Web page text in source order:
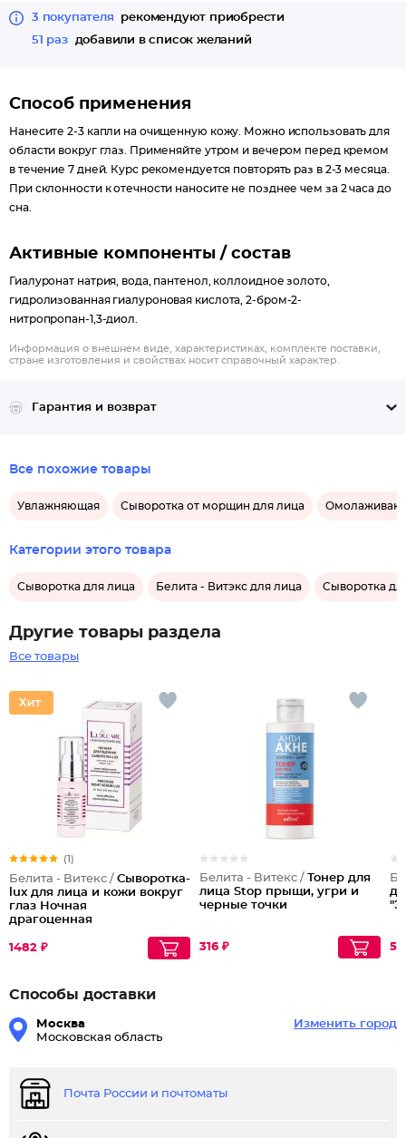
В комплексе с гиалуроновой кислотой и провитамином В5
укрепляет коллагеновые волокна, ослабленные
естественными процессами старения, разглаживает кожу,
улучшает ее гладкость и эластичность, выравнивает тон,
корректирует овал лица.
Результат: заметно уменьшается длина, глубина и ширина
морщинок, контуры лица становятся более четкими и
упругостью. Максимальный результат достигается при
3 покупателя
рекомендуют приобрести
51 раз
добавили в список желаний
Способ применения
Нанесите 2-3 капли на очищенную кожу. Можно использовать для
области вокруг глаз. Применяйте утром и вечером перед кремом
в течение 7 дней. Курс рекомендуется повторять раз в 2-3 месяца.
При склонности к отечности наносите не позднее чем за 2 часа до
сна.
Активные компоненты / состав
Гиалуронат натрия, вода, пантенол, коллоидное золото,
гидролизованная гиалуроновая кислота, 2-бром-2-
нитропропан-1,3-диол.
Информация о внешнем виде, характеристиках, комплекте поставки,
стране изготовления и свойствах носит справочный характер.
Гарантия и возврат
Все похожие товары
Увлажняющая Сыворотка от морщин для лица
Категории этого товара
Сыворотка для лица Белита - Витэкс для лица Сыворотка
Другие товары раздела
Все товары
(1)
Белита - Витекс / Сыворотка-
lux для лица и кожи вокруг
глаз Ночная
драгоценная
1482 ₽
Белита - Витекс / Тонер для
лица Stop прыщи, угри и
черные точки
316 ₽
Способы доставки
Москва
Московская область
Изменить город
Почта России и почтоматы